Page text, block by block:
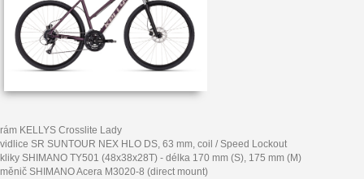
rám KELLYS Crosslite Lady
vidlice SR SUNTOUR NEX HLO DS, 63 mm, coil / Speed Lockout
kliky SHIMANO TY501 (48x38x28T) - délka 170 mm (S), 175 mm (M)
měnič SHIMANO Acera M3020-8 (direct mount)